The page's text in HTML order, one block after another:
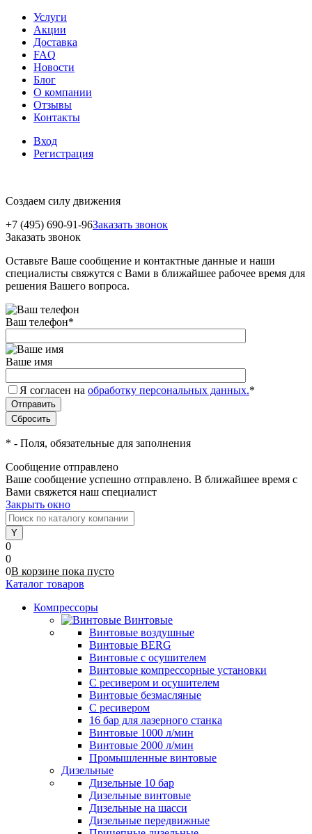
Услуги
Акции
Доставка
FAQ
Новости
Блог
О компании
Отзывы
Контакты
Вход
Регистрация
Создаем силу движения
+7 (495) 690-91-96Заказать звонок
Заказать звонок
Оставьте Ваше сообщение и контактные данные и наши
специалисты свяжутся с Вами в ближайшее рабочее время для
решения Вашего вопроса.
Ваш телефон*
Ваше имя
Я согласен на обработку персональных данных.*
* - Поля, обязательные для заполнения
Сообщение отправлено
Ваше сообщение успешно отправлено. В ближайшее время с
Вами свяжется наш специалист
Закрыть окно
0
0
0В корзине пока пусто
Каталог товаров
Компрессоры
Винтовые
Винтовые воздушные
Винтовые BERG
Винтовые с осушителем
Винтовые компрессорные установки
C ресивером и осушителем
Винтовые безмасляные
C ресивером
16 бар для лазерного станка
Винтовые 1000 л/мин
Винтовые 2000 л/мин
Промышленные винтовые
Дизельные
Дизельные 10 бар
Дизельные винтовые
Дизельные на шасси
Дизельные передвижные